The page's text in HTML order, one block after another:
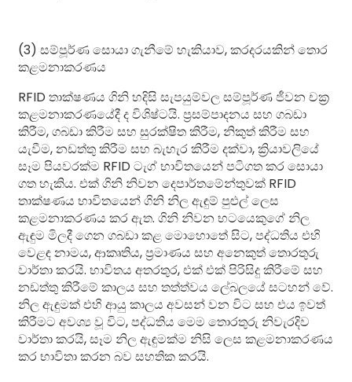
(3) සම්පූර්ණ සොයා ගැනීමේ හැකියාව, කරදරයකින් තොර
කළමනාකරණය
RFID තාක්ෂණය ගිනි හදිසි සැපයුම්වල සම්පූර්ණ ජීවන චක්‍ර
කළමනාකරණයේදී ද විශිෂ්ටයි. ප්‍රසම්පාදනය සහ ගබඩා
කිරීම, ගබඩා කිරීම සහ සුරක්ෂිත කිරීම, නිකුත් කිරීම සහ
යැවීම, නඩත්තු කිරීම සහ බැහැර කිරීම දක්වා, ක්‍රියාවලියේ
සෑම පියවරක්ම RFID ටැග් භාවිතයෙන් පටිගත කර සොයා
ගත හැකිය. එක් ගිනි නිවන දෙපාර්තමේන්තුවක් RFID
තාක්ෂණය භාවිතයෙන් ගිනි නිල ඇඳුම් පුළුල් ලෙස
කළමනාකරණය කර ඇත. ගිනි නිවන භටයෙකුගේ නිල
ඇඳුම මිලදී ගෙන ගබඩා කළ මොහොතේ සිට, පද්ධතිය එහි
වෙළඳ නාමය, ආකෘතිය, ප්‍රමාණය සහ අනෙකුත් තොරතුරු
වාර්තා කරයි. භාවිතය අතරතුර, එක් එක් පිරිසිදු කිරීමේ සහ
නඩත්තු කිරීමේ කාලය සහ තත්ත්වය ලේබලයේ සටහන් වේ.
නිල ඇඳුමක් එහි ආයු කාලය අවසන් වන විට සහ එය ඉවත්
කිරීමට අවශ්‍ය වූ විට, පද්ධතිය මෙම තොරතුරු නිවැරදිව
වාර්තා කරයි, සෑම නිල ඇඳුමක්ම නිසි ලෙස කළමනාකරණය
කර භාවිතා කරන බව සහතික කරයි.